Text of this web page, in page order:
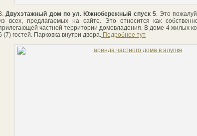
Двухэтажный дом по ул. Южнобережный спуск 5. Это
всех, предлагаемых на сайте. Это относится как
частной территории домовладения. В доме 4 жилых
(7) гостей. Парковка внутри двора. Подробнее тут